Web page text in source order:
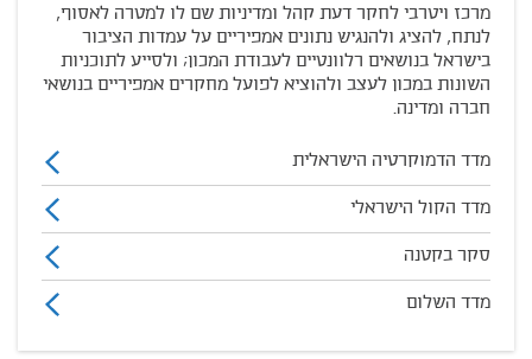
מרכז ויטרבי לחקר דעת קהל ומדיניות שם לו למטרה לאסוף,
לנתח, להציג ולהנגיש נתונים אמפיריים על עמדות הציבור
בישראל בנושאים רלוונטיים לעבודת המכון; ולסייע לתוכניות
השונות במכון לעצב ולהוציא לפועל מחקרים אמפיריים בנושאי
חברה ומדינה.
מדד הדמוקרטיה הישראלית
מדד הקול הישראלי
סקר בקטנה
מדד השלום